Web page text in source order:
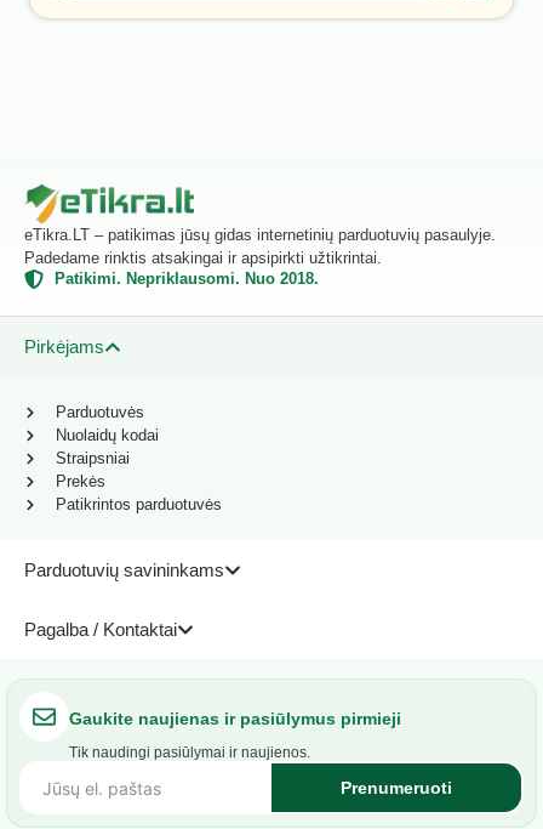
eTikra.LT – patikimas jūsų gidas internetinių parduotuvių pasaulyje.
Padedame rinktis atsakingai ir apsipirkti užtikrintai.
Patikimi. Nepriklausomi. Nuo 2018.
Pirkėjams
Parduotuvių savininkams
Pagalba / Kontaktai
Parduotuvės
Nuolaidų kodai
Straipsniai
Prekės
Patikrintos parduotuvės
Gaukite naujienas ir pasiūlymus pirmieji
Tik naudingi pasiūlymai ir naujienos.
Prenumeruoti